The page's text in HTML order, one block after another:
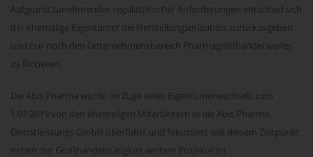
Aufgrund zunehmender regulatorischer Anforderungen entschied sich
der ehemalige Eigentümer die Herstellungserlaubnis zurückzugeben
und nur noch den Unternehmensbereich Pharmagroßhandel weiter
zu forcieren.
Die Abis Pharma wurde im Zuge eines Eigentümerwechsels zum
1.07.2019 von den ehemaligen Mitarbeitern in die Abis Pharma
Dienstleistungs GmbH überführt und fokussiert seit diesem Zeitpunkt
neben der Großhandelstätigkeit weitere Projekte im